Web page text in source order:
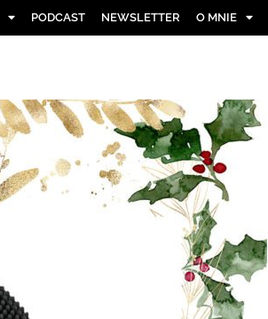
PODCAST NEWSLETTER O MNIE